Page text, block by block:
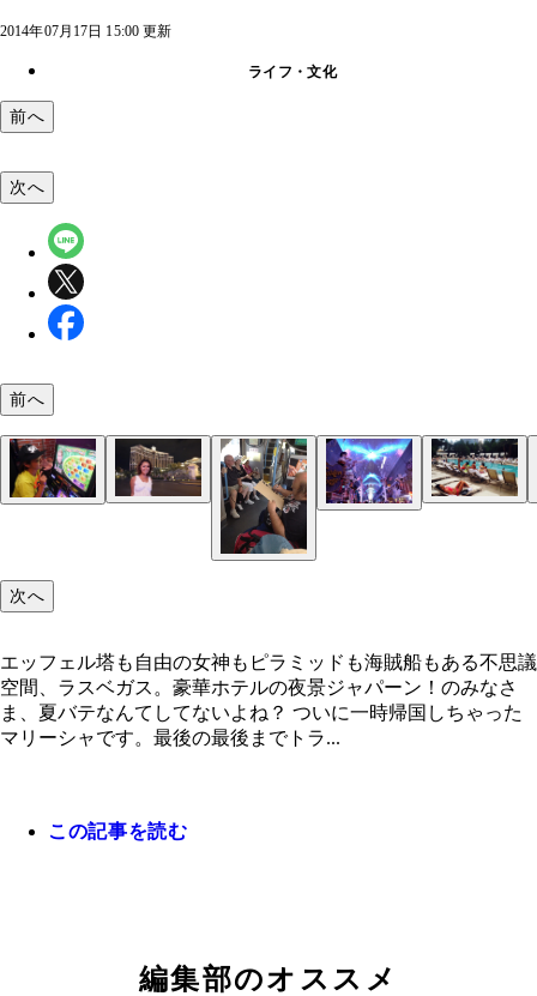
2014年07月17日 15:00 更新
ライフ・文化
前へ
エッフェル塔も自由の女神もピラミッドも海賊船
不思議空間、ラスベガス。豪華ホテルの夜景
ミスドフライトには子供たちもドヒャーっとひっ
る。奥の大人たちもみんなミスドフライト仲間
運命のダイスはふられた！ 行き先はそう、ラス
はたまた、大きなピラミッドとスフィンクス！
のエジプトに来ちゃったよ！ なんつってー
着の身着のままでベガス探索。派手な衣装に囲ま
ゴーゴーガールのお姉さん。とってもキレイなお
た。お見せできず残念！
宙に浮く人もいたよ！ 不思議！
休憩中？を隠す様子もないパフォーマーたち。み
キトー笑。暑いしね！
バフェで朝食。キレイに盛り付ければまるで高級
『チャーリーとチョコレート工場』発見！ かわ
指で選んでタッチ。初心者にもできるこの手軽さ
いついゲームを続けさせる
オーシャンズ１１の舞台、ベラージオはラスベガ
超有名豪華ホテル
オシャレなハリウッドオヤジ、マイケル・ダグラ
がビキニパーティーをしたアリア・リゾート
ラスベガスにはこんな大きなチョコレートがある
たい！ CHOCOLATE MAKES ME HAPPY!
次へ
前へ
次へ
エッフェル塔も自由の女神もピラミッドも海賊船もある不思議
空間、ラスベガス。豪華ホテルの夜景ジャパーン！のみなさ
ま、夏バテなんてしてないよね？ ついに一時帰国しちゃった
マリーシャです。最後の最後までトラ...
この記事を読む
編集部のオススメ